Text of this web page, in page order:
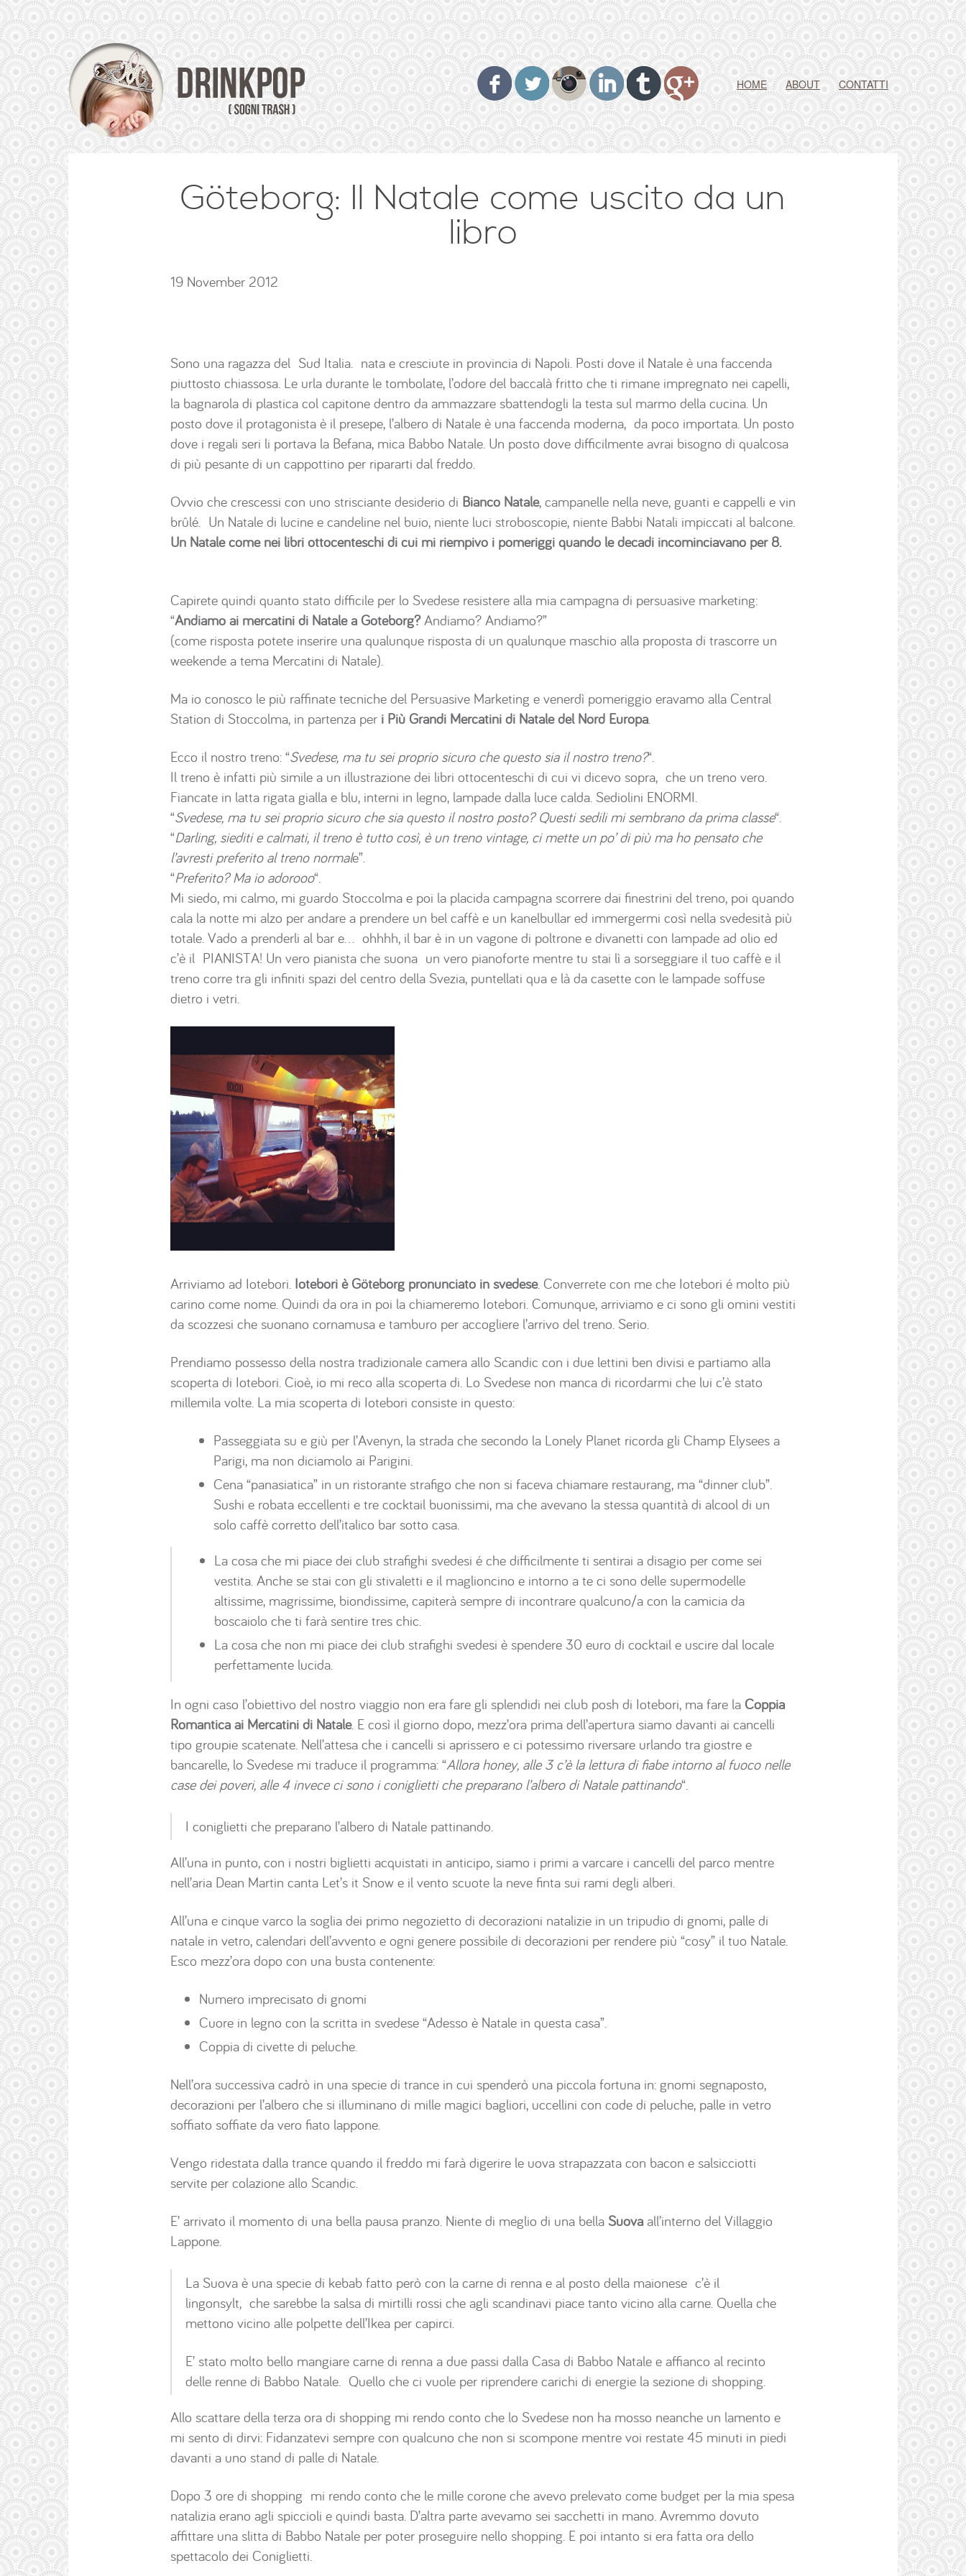
HOME ABOUT CONTATTI
Göteborg: Il Natale come uscito da un
libro
19 November 2012
Sono una ragazza del Sud Italia. nata e cresciute in provincia di Napoli. Posti dove il Natale è una faccenda
piuttosto chiassosa. Le urla durante le tombolate, l’odore del baccalà fritto che ti rimane impregnato nei capelli,
la bagnarola di plastica col capitone dentro da ammazzare sbattendogli la testa sul marmo della cucina. Un
posto dove il protagonista è il presepe, l’albero di Natale è una faccenda moderna, da poco importata. Un posto
dove i regali seri li portava la Befana, mica Babbo Natale. Un posto dove difficilmente avrai bisogno di qualcosa
di più pesante di un cappottino per ripararti dal freddo.
Ovvio che crescessi con uno strisciante desiderio di Bianco Natale, campanelle nella neve, guanti e cappelli e vin
brûlé. Un Natale di lucine e candeline nel buio, niente luci stroboscopie, niente Babbi Natali impiccati al balcone.
Un Natale come nei libri ottocenteschi di cui mi riempivo i pomeriggi quando le decadi incominciavano per 8.
Capirete quindi quanto stato difficile per lo Svedese resistere alla mia campagna di persuasive marketing:
“Andiamo ai mercatini di Natale a Goteborg?Andiamo? Andiamo?”
(come risposta potete inserire una qualunque risposta di un qualunque maschio alla proposta di trascorre un
weekende a tema Mercatini di Natale).
Ma io conosco le più raffinate tecniche del Persuasive Marketing e venerdì pomeriggio eravamo alla Central
Station di Stoccolma, in partenza per i Più Grandi Mercatini di Natale del Nord Europa.
Ecco il nostro treno: “Svedese, ma tu sei proprio sicuro che questo sia il nostro treno?“.
Il treno è infatti più simile a un illustrazione dei libri ottocenteschi di cui vi dicevo sopra, che un treno vero.
Fiancate in latta rigata gialla e blu, interni in legno, lampade dalla luce calda. Sediolini ENORMI.
“Svedese, ma tu sei proprio sicuro che sia questo il nostro posto? Questi sedili mi sembrano da prima classe“.
“Darling, siediti e calmati, il treno è tutto così, è un treno vintage, ci mette un po’ di più ma ho pensato che
l’avresti preferito al treno normale”.
“Preferito? Ma io adorooo“.
Mi siedo, mi calmo, mi guardo Stoccolma e poi la placida campagna scorrere dai finestrini del treno, poi quando
cala la notte mi alzo per andare a prendere un bel caffè e un kanelbullar ed immergermi così nella svedesità più
totale. Vado a prenderli al bar e… ohhhh, il bar è in un vagone di poltrone e divanetti con lampade ad olio ed
c’è il PIANISTA! Un vero pianista che suona un vero pianoforte mentre tu stai lì a sorseggiare il tuo caffè e il
treno corre tra gli infiniti spazi del centro della Svezia, puntellati qua e là da casette con le lampade soffuse
dietro i vetri.
Arriviamo ad Iotebori. Iotebori è Göteborg pronunciato in svedese. Converrete con me che Iotebori é molto più
carino come nome. Quindi da ora in poi la chiameremo Iotebori. Comunque, arriviamo e ci sono gli omini vestiti
da scozzesi che suonano cornamusa e tamburo per accogliere l’arrivo del treno. Serio.
Prendiamo possesso della nostra tradizionale camera allo Scandic con i due lettini ben divisi e partiamo alla
scoperta di Iotebori. Cioè, io mi reco alla scoperta di. Lo Svedese non manca di ricordarmi che lui c’è stato
millemila volte. La mia scoperta di Iotebori consiste in questo:
Passeggiata su e giù per l’Avenyn, la strada che secondo la Lonely Planet ricorda gli Champ Elysees a
Parigi, ma non diciamolo ai Parigini.
Cena “panasiatica” in un ristorante strafigo che non si faceva chiamare restaurang, ma “dinner club”.
Sushi e robata eccellenti e tre cocktail buonissimi, ma che avevano la stessa quantità di alcool di un
solo caffè corretto dell’italico bar sotto casa.
La cosa che mi piace dei club strafighi svedesi é che difficilmente ti sentirai a disagio per come sei
vestita. Anche se stai con gli stivaletti e il maglioncino e intorno a te ci sono delle supermodelle
altissime, magrissime, biondissime, capiterà sempre di incontrare qualcuno/a con la camicia da
boscaiolo che ti farà sentire tres chic.
La cosa che non mi piace dei club strafighi svedesi è spendere 30 euro di cocktail e uscire dal locale
perfettamente lucida.
In ogni caso l’obiettivo del nostro viaggio non era fare gli splendidi nei club posh di Iotebori, ma fare la Coppia
Romantica ai Mercatini di Natale. E così il giorno dopo, mezz’ora prima dell’apertura siamo davanti ai cancelli
tipo groupie scatenate. Nell’attesa che i cancelli si aprissero e ci potessimo riversare urlando tra giostre e
bancarelle, lo Svedese mi traduce il programma: “Allora honey, alle 3 c’è la lettura di fiabe intorno al fuoco nelle
case dei poveri, alle 4 invece ci sono i coniglietti che preparano l’albero di Natale pattinando“.
I coniglietti che preparano l’albero di Natale pattinando.
All’una in punto, con i nostri biglietti acquistati in anticipo, siamo i primi a varcare i cancelli del parco mentre
nell’aria Dean Martin canta Let’s it Snow e il vento scuote la neve finta sui rami degli alberi.
All’una e cinque varco la soglia dei primo negozietto di decorazioni natalizie in un tripudio di gnomi, palle di
natale in vetro, calendari dell’avvento e ogni genere possibile di decorazioni per rendere più “cosy” il tuo Natale.
Esco mezz’ora dopo con una busta contenente:
Numero imprecisato di gnomi
Cuore in legno con la scritta in svedese “Adesso è Natale in questa casa”.
Coppia di civette di peluche.
Nell’ora successiva cadrò in una specie di trance in cui spenderò una piccola fortuna in: gnomi segnaposto,
decorazioni per l’albero che si illuminano di mille magici bagliori, uccellini con code di peluche, palle in vetro
soffiato soffiate da vero fiato lappone.
Vengo ridestata dalla trance quando il freddo mi farà digerire le uova strapazzata con bacon e salsicciotti
servite per colazione allo Scandic.
E’ arrivato il momento di una bella pausa pranzo. Niente di meglio di una bella Suova all’interno del Villaggio
Lappone.
La Suova è una specie di kebab fatto però con la carne di renna e al posto della maionese c’è il
lingonsylt, che sarebbe la salsa di mirtilli rossi che agli scandinavi piace tanto vicino alla carne. Quella che
mettono vicino alle polpette dell’Ikea per capirci.
E’ stato molto bello mangiare carne di renna a due passi dalla Casa di Babbo Natale e affianco al recinto
delle renne di Babbo Natale. Quello che ci vuole per riprendere carichi di energie la sezione di shopping.
Allo scattare della terza ora di shopping mi rendo conto che lo Svedese non ha mosso neanche un lamento e
mi sento di dirvi: Fidanzatevi sempre con qualcuno che non si scompone mentre voi restate 45 minuti in piedi
davanti a uno stand di palle di Natale.
Dopo 3 ore di shopping mi rendo conto che le mille corone che avevo prelevato come budget per la mia spesa
natalizia erano agli spiccioli e quindi basta. D’altra parte avevamo sei sacchetti in mano. Avremmo dovuto
affittare una slitta di Babbo Natale per poter proseguire nello shopping. E poi intanto si era fatta ora dello
spettacolo dei Coniglietti.